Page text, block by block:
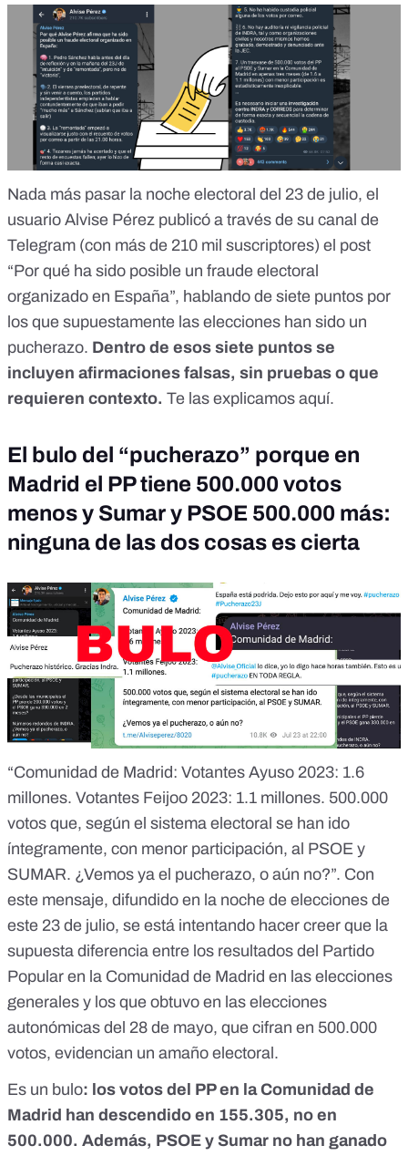
Nada más pasar la noche electoral del 23 de julio, el
usuario Alvise Pérez publicó a través de su canal de
Telegram (con más de 210 mil suscriptores) el post
“Por qué ha sido posible un fraude electoral
organizado en España”, hablando de siete puntos por
los que supuestamente las elecciones han sido un
pucherazo. Dentro de esos siete puntos se
incluyen afirmaciones falsas, sin pruebas o que
requieren contexto. Te las explicamos aquí.
El bulo del “pucherazo” porque en
Madrid el PP tiene 500.000 votos
menos y Sumar y PSOE 500.000 más:
ninguna de las dos cosas es cierta
“Comunidad de Madrid: Votantes Ayuso 2023: 1.6
millones. Votantes Feijoo 2023: 1.1 millones. 500.000
votos que, según el sistema electoral se han ido
íntegramente, con menor participación, al PSOE y
SUMAR. ¿Vemos ya el pucherazo, o aún no?”. Con
este mensaje, difundido en la noche de elecciones de
este 23 de julio, se está intentando hacer creer que la
supuesta diferencia entre los resultados del Partido
Popular en la Comunidad de Madrid en las elecciones
generales y los que obtuvo en las elecciones
autonómicas del 28 de mayo, que cifran en 500.000
votos, evidencian un amaño electoral.
Es un bulo: los votos del PP en la Comunidad de
Madrid han descendido en 155.305, no en
500.000. Además, PSOE y Sumar no han ganado